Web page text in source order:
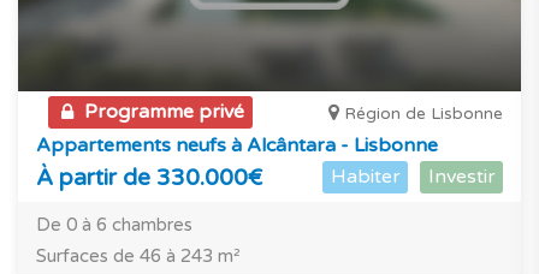
Programme privé Région de Lisbonne
Appartements neufs à Alcântara - Lisbonne
À partir de 330.000€ Habiter Investir
De 0 à 6 chambres
Surfaces de 46 à 243 m²